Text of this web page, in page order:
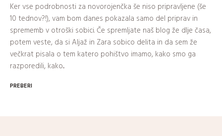
Ker vse podrobnosti za novorojenčka še niso pripravljene (še
10 tednov?!), vam bom danes pokazala samo del priprav in
sprememb v otroški sobici. Če spremljate naš blog že dlje časa,
potem veste, da si Aljaž in Zara sobico delita in da sem že
večkrat pisala o tem katero pohištvo imamo, kako smo ga
razporedili, kako...
PREBERI